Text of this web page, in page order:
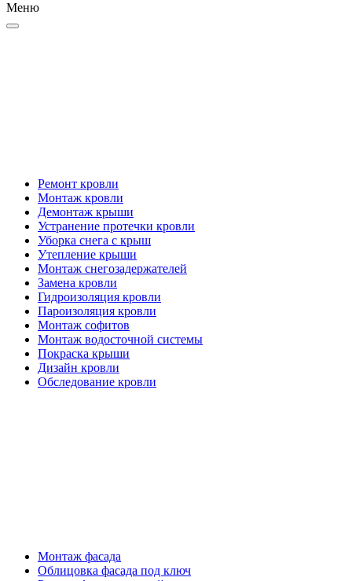
Меню
Ремонт кровли
Монтаж кровли
Демонтаж крыши
Устранение протечки кровли
Уборка снега с крыш
Утепление крыши
Монтаж снегозадержателей
Замена кровли
Гидроизоляция кровли
Пароизоляция кровли
Монтаж софитов
Монтаж водосточной системы
Покраска крыши
Дизайн кровли
Обследование кровли
Монтаж фасада
Облицовка фасада под ключ